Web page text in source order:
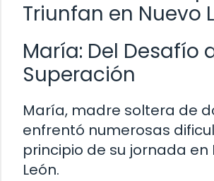
Triunfan en Nuevo
María: Del Desafío
Superación
María, madre soltera de
enfrentó numerosas
principio de su jornada en
León.